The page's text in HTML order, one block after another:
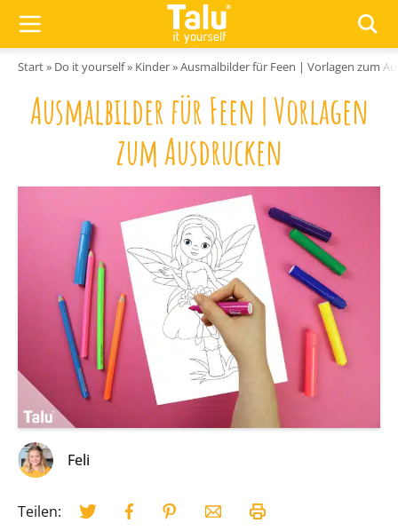
Start» Do it yourself» Kinder»Ausmalbilder für Feen | Vorlagen zum
Ausmalbilder für Feen | Vorlagen
zum Ausdrucken
Feli
Teilen: